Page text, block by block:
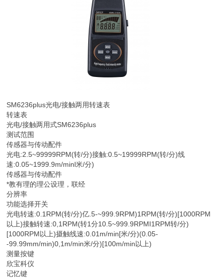
SM6236plus光电/接触两用转速表
转速表
光电/接触两用式SM6236plus
测试范围
传感器与传动配件
光电:2.5~99999RPM(转/分)接触:0.5~19999RPM(转/分)线
速:0.05~1999.9m/minl米/分)
传感器与传动配件
*教有理的理公设理，联经
分辨率
功能选择开关
光电转速:0.1RPM(转/分)亿.5-~999.9RPM)1RPM(转/分)[1000RPM
以上)接触转速:0,1RPM(转1分10.5~999.9RPMI1RPM转/分)
[1000RPM以上)摄触线速:0.01m/min[米/分)(0.05-
-99.99mm/min)0,1m/min米/分)[100m/min以上)
测量按键
欣宝科仪
记忆键